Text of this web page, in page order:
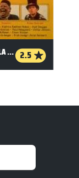
LILLE VIRGIL OG ORLA FRØSNAPPER 2.5